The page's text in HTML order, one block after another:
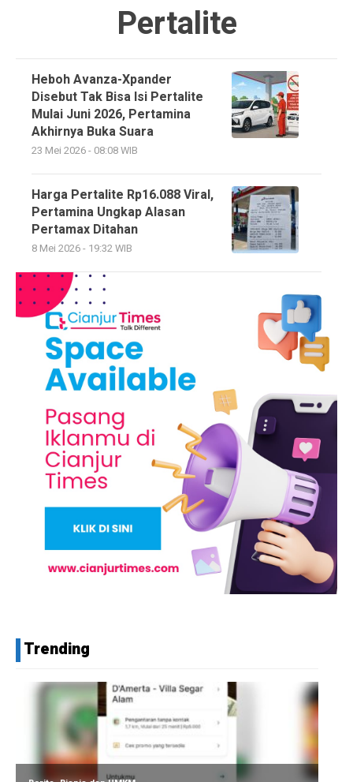
Pertalite
Heboh Avanza-Xpander
Disebut Tak Bisa Isi Pertalite
Mulai Juni 2026, Pertamina
Akhirnya Buka Suara
23 Mei 2026 - 08:08 WIB
Harga Pertalite Rp16.088 Viral,
Pertamina Ungkap Alasan
Pertamax Ditahan
8 Mei 2026 - 19:32 WIB
Trending